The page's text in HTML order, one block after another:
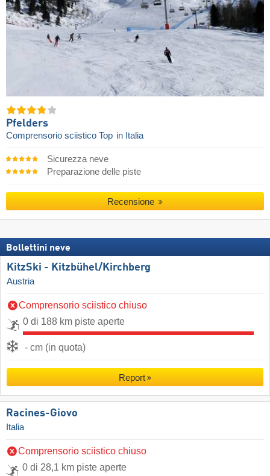
Pfelders
Comprensorio sciistico Top in Italia
Sicurezza neve
Preparazione delle piste
Recensione
Bollettini neve
KitzSki - Kitzbühel/​Kirchberg
Austria
Comprensorio sciistico chiuso
0 di 188 km piste aperte
- cm (in quota)
Report
Racines-Giovo
Italia
Comprensorio sciistico chiuso
0 di 28,1 km piste aperte